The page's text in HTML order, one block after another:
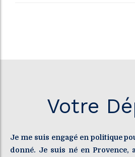
Votre
Je me suis engagé en politique
donné. Je suis né en Provence,